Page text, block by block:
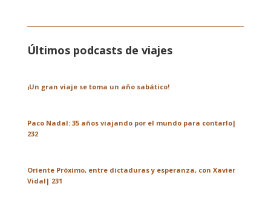
Últimos podcasts de viajes
¡Un gran viaje se toma un año sabático!
Paco Nadal: 35 años viajando por el mundo para contarlo|
232
Oriente Próximo, entre dictaduras y esperanza, con Xavier
Vidal| 231